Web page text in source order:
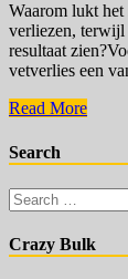
Waarom lukt het
verliezen, terwijl
resultaat
vetverlies een
Clenbutrol
–
Krachtige
Vetverbranding
Zonder
Te
Read More
Search
Search
for:
Crazy Bulk